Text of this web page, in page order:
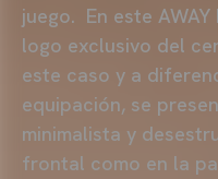
juego. En este
logo exclusivo del
este caso y a
equipación, se
minimalista y
frontal como en la